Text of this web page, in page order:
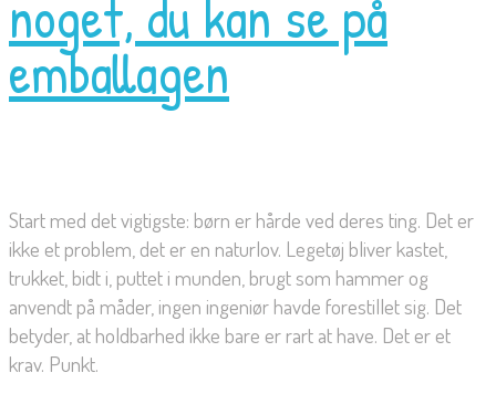
noget, du kan se på
emballagen
Start med det vigtigste: børn er hårde ved deres ting. Det er
ikke et problem, det er en naturlov. Legetøj bliver kastet,
trukket, bidt i, puttet i munden, brugt som hammer og
anvendt på måder, ingen ingeniør havde forestillet sig. Det
betyder, at holdbarhed ikke bare er rart at have. Det er et
krav. Punkt.